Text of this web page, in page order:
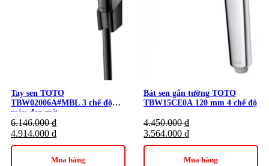
Tay sen TOTO
TBW02006A#MBL 3 chế độ
màu đen mờ
6.146.000₫
4.914.000 ₫
Mua hàng
Bát sen gắn tường TOTO
TBW15CE0A 120 mm 4 chế độ
4.450.000₫
3.564.000 ₫
Mua hàng